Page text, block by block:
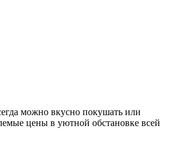
можно вкусно покушать или
цены в уютной обстановке всей